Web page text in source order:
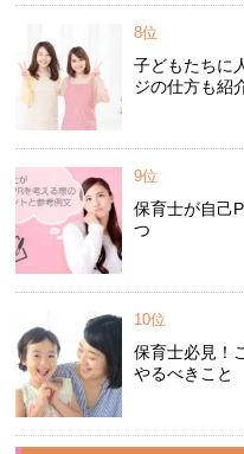
8位
子どもたちに
ジの仕方も紹
9位
保育士が自己
つ
10位
保育士必見！
やるべきこと